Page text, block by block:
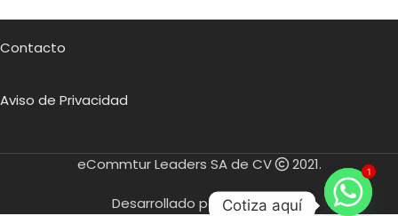
Contacto
Aviso de Privacidad
eCommtur Leaders SA de CV 2021.
Desarrollado por
1
Cotiza aquí